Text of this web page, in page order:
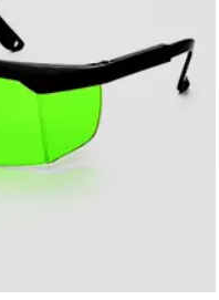
tia laze
tia laser gây hại cho mắt